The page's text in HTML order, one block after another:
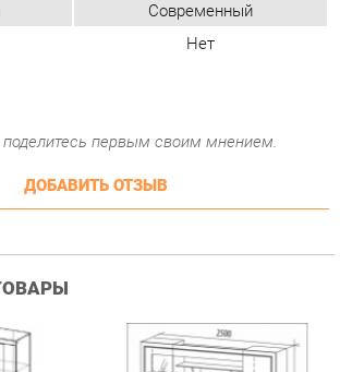
Гостиная Витра
Симфония 7.10